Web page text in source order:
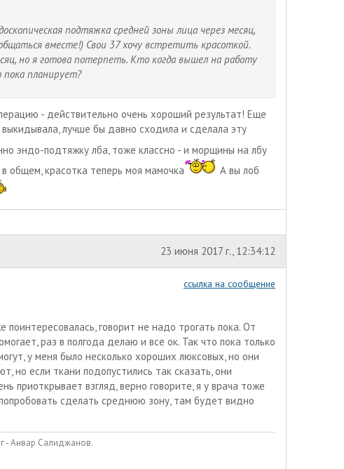
подтяжка средней зоны лица через месяц,
вместе!) Свои 37 хочу встретить красоткой.
но я готова потерпеть. Кто когда вышел на работу
пока планирует?
- действительно очень хороший результат! Еще
лучше бы давно сходила и сделала эту
эндо-подтяжку лба, тоже классно - и морщины на лбу
общем, красотка теперь моя мамочка
А вы лоб
23 июня 2017 г., 12:34:12
ссылка на сообщение
поинтересовалась, говорит не надо трогать пока. От
раз в полгода делаю и все ок. Так что пока только
у меня было несколько хороших люксовых, но они
но если ткани подопустились так сказать, они
приоткрывает взгляд, верно говорите, я у врача тоже
сделать среднюю зону, там будет видно
- Анвар Салиджанов.